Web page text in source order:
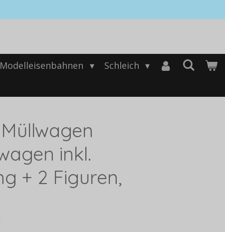
Modelleisenbahnen
Schleich
inkl.
+ 2 Figuren,